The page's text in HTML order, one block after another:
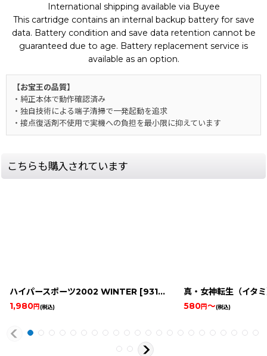
International shipping available via Buyee
This cartridge contains an internal backup battery for save
data. Battery condition and save data retention cannot be
guaranteed due to age. Battery replacement service is
available as an option.
【お宝王の品質】
・純正本体で動作確認済み
・独自技術による端子清掃で一発起動を追求
・接点復活剤不使用で実機への負担を最小限に抑えています
こちらも購入されています
ハイパースポーツ2002 WINTER [9314-hyper-sports-2002-gba
1,980円(税込)
真・女神転生（イタ
580円～(税込)